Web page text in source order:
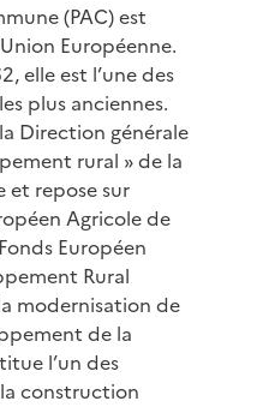
(PAC) est
Européenne.
elle est l’une des
plus anciennes.
Direction générale
rural » de la
et repose sur
Agricole de
Européen
Rural
modernisation de
de la
l’un des
construction